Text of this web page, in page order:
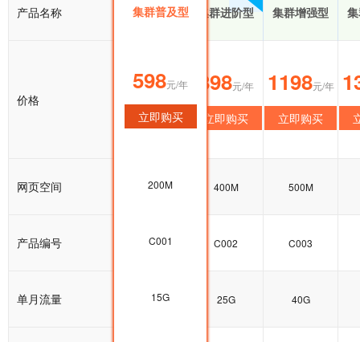
产品名称 集群普及型 集群进阶型 集群增强型
价格
598元/年
立即购买
898元/年
立即购买
1198元/年
立即购买
网页空间 200M 400M 500M
产品编号 C001 C002 C003
单月流量 15G 25G 40G
集群普及型
598元/年
立即购买
200M
C001
15G